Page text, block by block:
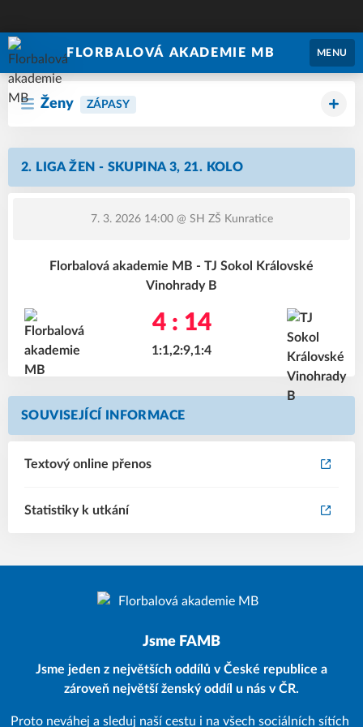
FLORBALOVÁ AKADEMIE MB MENU
Ženy ZÁPASY
2. LIGA ŽEN - SKUPINA 3, 21. KOLO
7. 3. 2026 14:00@ SH ZŠ Kunratice
Florbalová akademie MB - TJ Sokol Královské
Vinohrady B
4 : 14
1:1,2:9,1:4
SOUVISEJÍCÍ INFORMACE
Textový online přenos
Statistiky k utkání
Jsme FAMB
Jsme jeden z největších oddílů v České republice a
zároveň největší ženský oddíl u nás v ČR.
Proto neváhej a sleduj naší cestu i na všech sociálních sítích